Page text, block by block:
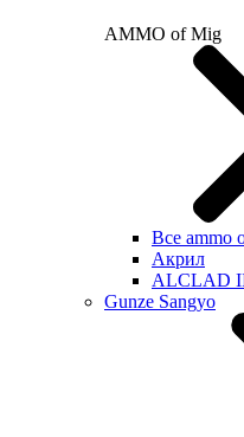
AMMO of Mig
Все ammo
Акрил
ALCLAD
Gunze Sangyo